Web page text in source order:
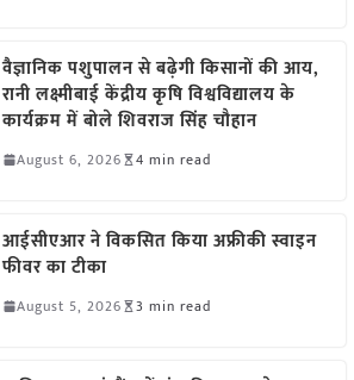
वैज्ञानिक पशुपालन से बढ़ेगी किसानों की आय,
रानी लक्ष्मीबाई केंद्रीय कृषि विश्वविद्यालय के
कार्यक्रम में बोले शिवराज सिंह चौहान
August 6, 2026 4 min read
आईसीएआर ने विकसित किया अफ्रीकी स्वाइन
फीवर का टीका
August 5, 2026 3 min read